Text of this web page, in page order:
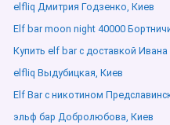
elfliq Дмитрия Годзенко, Киев
Elf bar moon night 40000
Купить elf bar с доставкой
elfliq Выдубицкая, Киев
Elf Bar с никотином
эльф бар Добролюбова, Киев